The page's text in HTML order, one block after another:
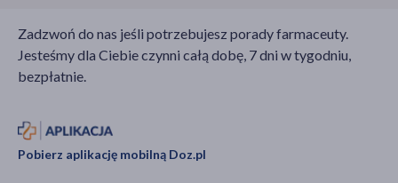
Zadzwoń do nas jeśli potrzebujesz porady farmaceuty.
Jesteśmy dla Ciebie czynni całą dobę, 7 dni w tygodniu,
bezpłatnie.
Pobierz aplikację mobilną Doz.pl